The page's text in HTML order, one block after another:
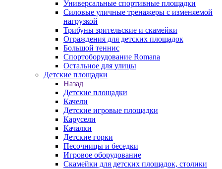
Универсальные спортивные площадки
Силовые уличные тренажеры с изменяемой
нагрузкой
Трибуны зрительские и скамейки
Ограждения для детских площадок
Большой теннис
Спортоборудование Romana
Остальное для улицы
Детские площадки
Назад
Детские площадки
Качели
Детские игровые площадки
Карусели
Качалки
Детские горки
Песочницы и беседки
Игровое оборудование
Скамейки для детских площадок, столики